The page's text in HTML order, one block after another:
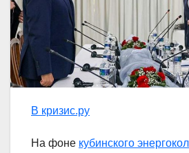
В кризис.ру
На фоне кубинского